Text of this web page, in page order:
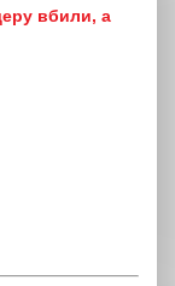
вбили, а